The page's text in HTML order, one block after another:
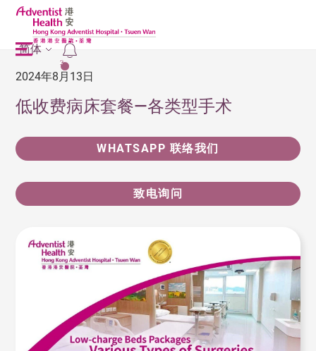
2
简体
2024年8月13日
低收费病床套餐—各类型手术
WHATSAPP 联络我们
致电询问